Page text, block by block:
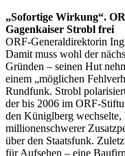
„Sofortige Wirkung“.
Gagenkaiser Strobl frei
ORF-Generaldirektorin
Damit muss wohl der
Gründen – seinen Hut
einem „möglichen
Rundfunk. Strobl
der bis 2006 im ORF-
den Küniglberg wechselte,
millionenschwerer
über den Staatsfunk.
für Aufsehen – eine